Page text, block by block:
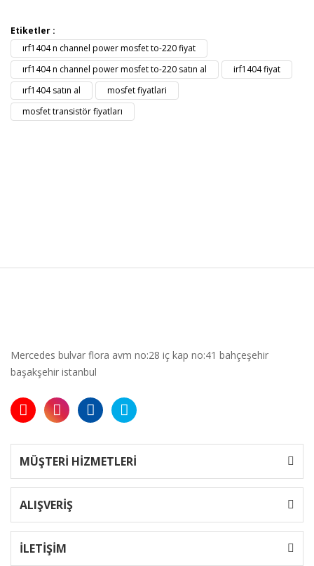
Etiketler :
ırf1404 n channel power mosfet to-220 fiyat
ırf1404 n channel power mosfet to-220 satın al
irf1404 fiyat
ırf1404 satın al
mosfet fiyatlari
mosfet transistör fiyatları
Mercedes bulvar flora avm no:28 iç kap no:41 bahçeşehir
başakşehir istanbul
MÜŞTERİ HİZMETLERİ
ALIŞVERİŞ
İLETİŞİM